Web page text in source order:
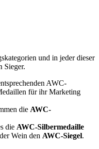
und in jeder dieser
Sieger.
AWC-
für ihr Marketing
die AWC-
die AWC-Silbermedaille
Wein den AWC-Siegel.